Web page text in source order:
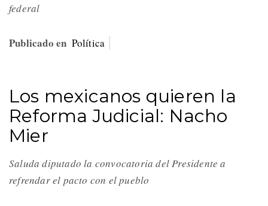
federal
Publicado en Política
Los mexicanos quieren la
Reforma Judicial: Nacho
Mier
Saluda diputado la convocatoria del Presidente a
refrendar el pacto con el pueblo